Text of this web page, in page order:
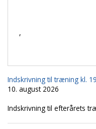
,
Indskrivning til træning kl. 19
10. august 2026
Indskrivning til efterårets